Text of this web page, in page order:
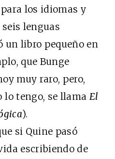
los idiomas y
lenguas
un libro pequeño en
que Bunge
muy raro, pero,
lo tengo, se llama El
).
si Quine pasó
escribiendo de